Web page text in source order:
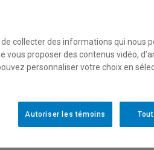
-Réalisation
du cinéma
Horaire - Été 2026
collecter des informations qui nous
vous proposer des contenus vidéo,
personnaliser votre choix en
Autoriser les témoins